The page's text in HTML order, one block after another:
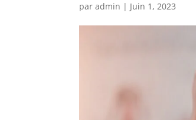
paradmin | Juin 1, 2023